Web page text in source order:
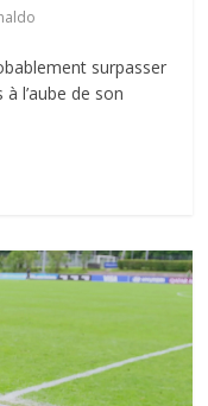
surpasser
l’aube de son